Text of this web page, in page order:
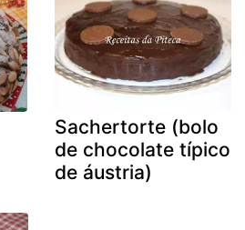
Sachertorte (bolo
de chocolate típico
de áustria)